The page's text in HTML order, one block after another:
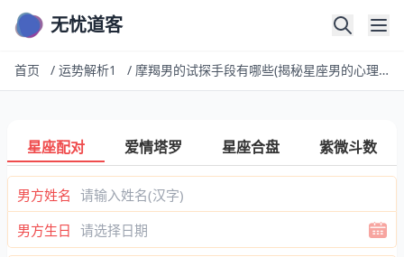
无忧道客
首页 / 运势解析1 / 摩羯男的试探手段有哪些(揭秘星座男的心理战术)
星座配对 爱情塔罗 星座合盘 紫微斗数
男方姓名
男方生日